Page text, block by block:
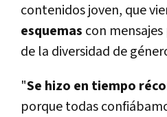
contenidos joven, que
esquemas con
de la diversidad de
"Se hizo en tiempo
porque todas